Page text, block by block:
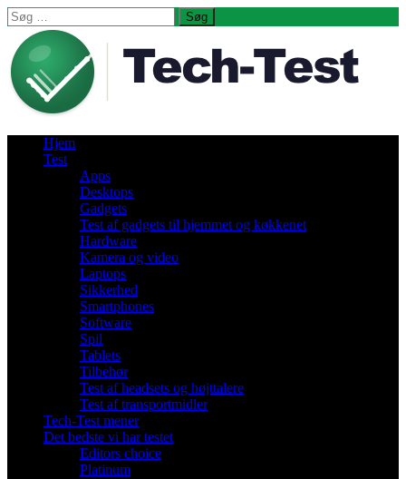
Søg
efter:
Hjem
Test
Apps
Desktops
Gadgets
Test af gadgets til hjemmet og køkkenet
Hardware
Kamera og video
Laptops
Sikkerhed
Smartphones
Software
Spil
Tablets
Tilbehør
Test af headsets og højttalere
Test af transportmidler
Tech-Test mener
Det bedste vi har testet
Editors choice
Platinum